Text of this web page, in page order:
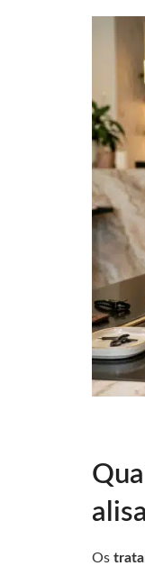
Os